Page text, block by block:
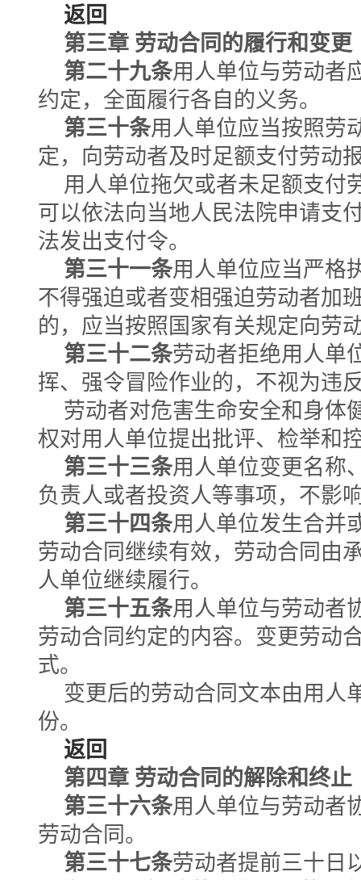
返回
第三章 劳动合同的履行和变更
第二十九条用人单位与劳动者
约定，全面履行各自的义务。
第三十条用人单位应当按照劳
定，向劳动者及时足额支付劳动
用人单位拖欠或者未足额支付
可以依法向当地人民法院申请支
法发出支付令。
第三十一条用人单位应当严格
不得强迫或者变相强迫劳动者加
的，应当按照国家有关规定向劳
第三十二条劳动者拒绝用人单
挥、强令冒险作业的，不视为违
劳动者对危害生命安全和身体
权对用人单位提出批评、检举和
第三十三条用人单位变更名称
负责人或者投资人等事项，不影
第三十四条用人单位发生合并
劳动合同继续有效，劳动合同由
人单位继续履行。
第三十五条用人单位与劳动者
劳动合同约定的内容。变更劳动
式。
变更后的劳动合同文本由用人
份。
返回
第四章 劳动合同的解除和终止
第三十六条用人单位与劳动者
劳动合同。
第三十七条劳动者提前三十日